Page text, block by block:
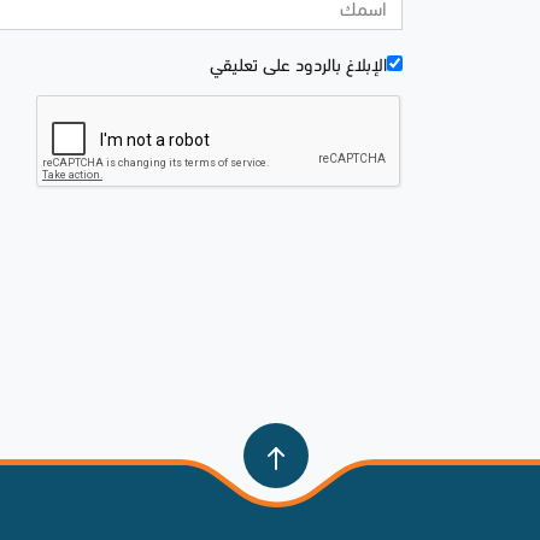
الإبلاغ بالردود علی تعليقي